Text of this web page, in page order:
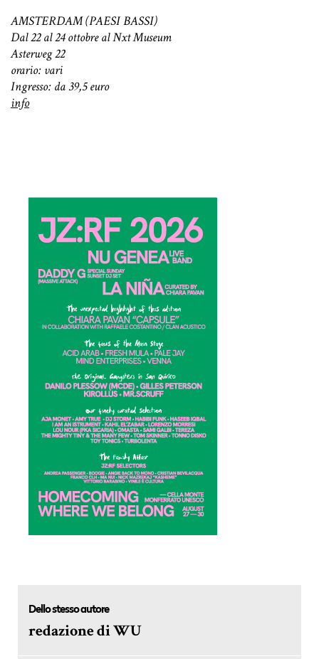
AMSTERDAM (PAESI BASSI)
Dal 22 al 24 ottobre al Nxt Museum
Asterweg 22
orario: vari
Ingresso: da 39,5 euro
info
Dello stesso autore
redazione di WU